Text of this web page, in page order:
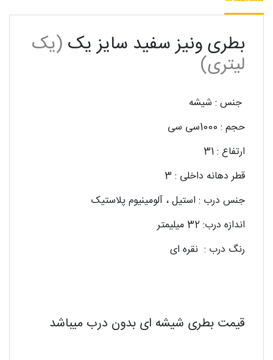
بطری ونیز سفید سایز یک (یک
لیتری)
جنس : شیشه
حجم : 1000سی سی
ارتفاع : 31
قطر دهانه داخلی : 3
جنس درب : استیل ، آلومینیوم پلاستیک
اندازه درب: 32 میلیمتر
رنگ درب : نقره ای
قیمت بطری شیشه ای بدون درب میباشد